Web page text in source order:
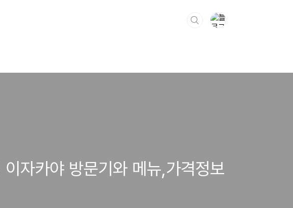
자카야 방문기와 메뉴,가격정보